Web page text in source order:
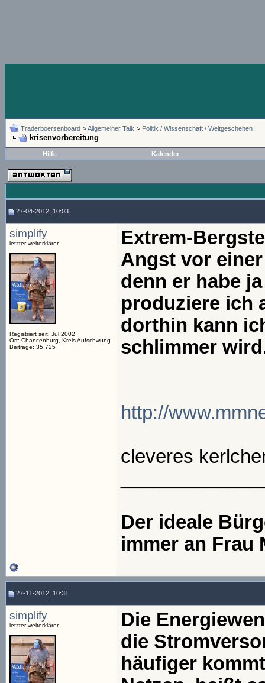
Traderboersenboard >Allgemeiner Talk > Politik / Wissenschaft / Weltgeschehen
krisenvorbereitung
Hilfe Kalender
27-04-2012, 10:03
simplify
letzter welterklärer
Registriert seit: Jul 2002
Ort: Chancenburg, Kreis Aufschwung
Beiträge: 35.725
Extrem-
Angst vor
denn er habe
produziere ich
dorthin kann
schlimmer
http://
cleveres
Der ideale
immer an Frau
27-11-2012, 10:31
simplify
letzter welterklärer
Die
die
häufiger